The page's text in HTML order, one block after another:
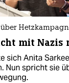
mit Nazis
sich Anita
Nun spricht sie